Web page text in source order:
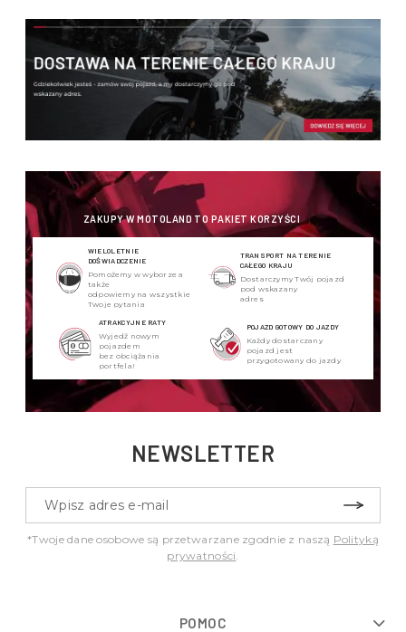
ZAKUPY W MOTOLAND TO PAKIET KORZYŚCI
WIELOLETNIE
DOŚWIADCZENIE
Pomożemy w wyborze a
także
odpowiemy na wszystkie
Twoje pytania
TRANSPORT NA TERENIE
CAŁEGO KRAJU
Dostarczymy Twój pojazd
pod wskazany
adres
ATRAKCYJNE RATY
Wyjedź nowym
pojazdem
bez obciążania
portfela!
POJAZD GOTOWY DO JAZDY
Każdy dostarczany
pojazd jest
przygotowany do jazdy
NEWSLETTER
*Twoje dane osobowe są przetwarzane zgodnie z naszą Polityką
prywatności
POMOC